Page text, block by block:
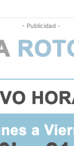
- Publicidad -